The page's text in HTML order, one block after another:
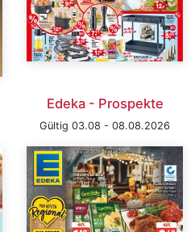
Edeka - Prospekte
Gültig 03.08 - 08.08.2026